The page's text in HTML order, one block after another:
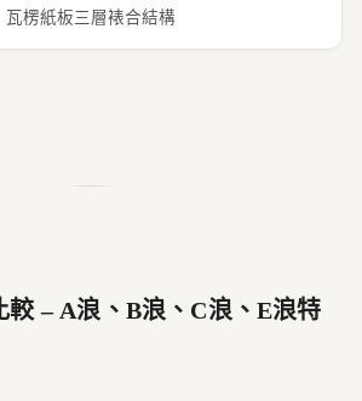
瓦楞紙板三層裱合結構
較 – A浪、B浪、C浪、E浪特